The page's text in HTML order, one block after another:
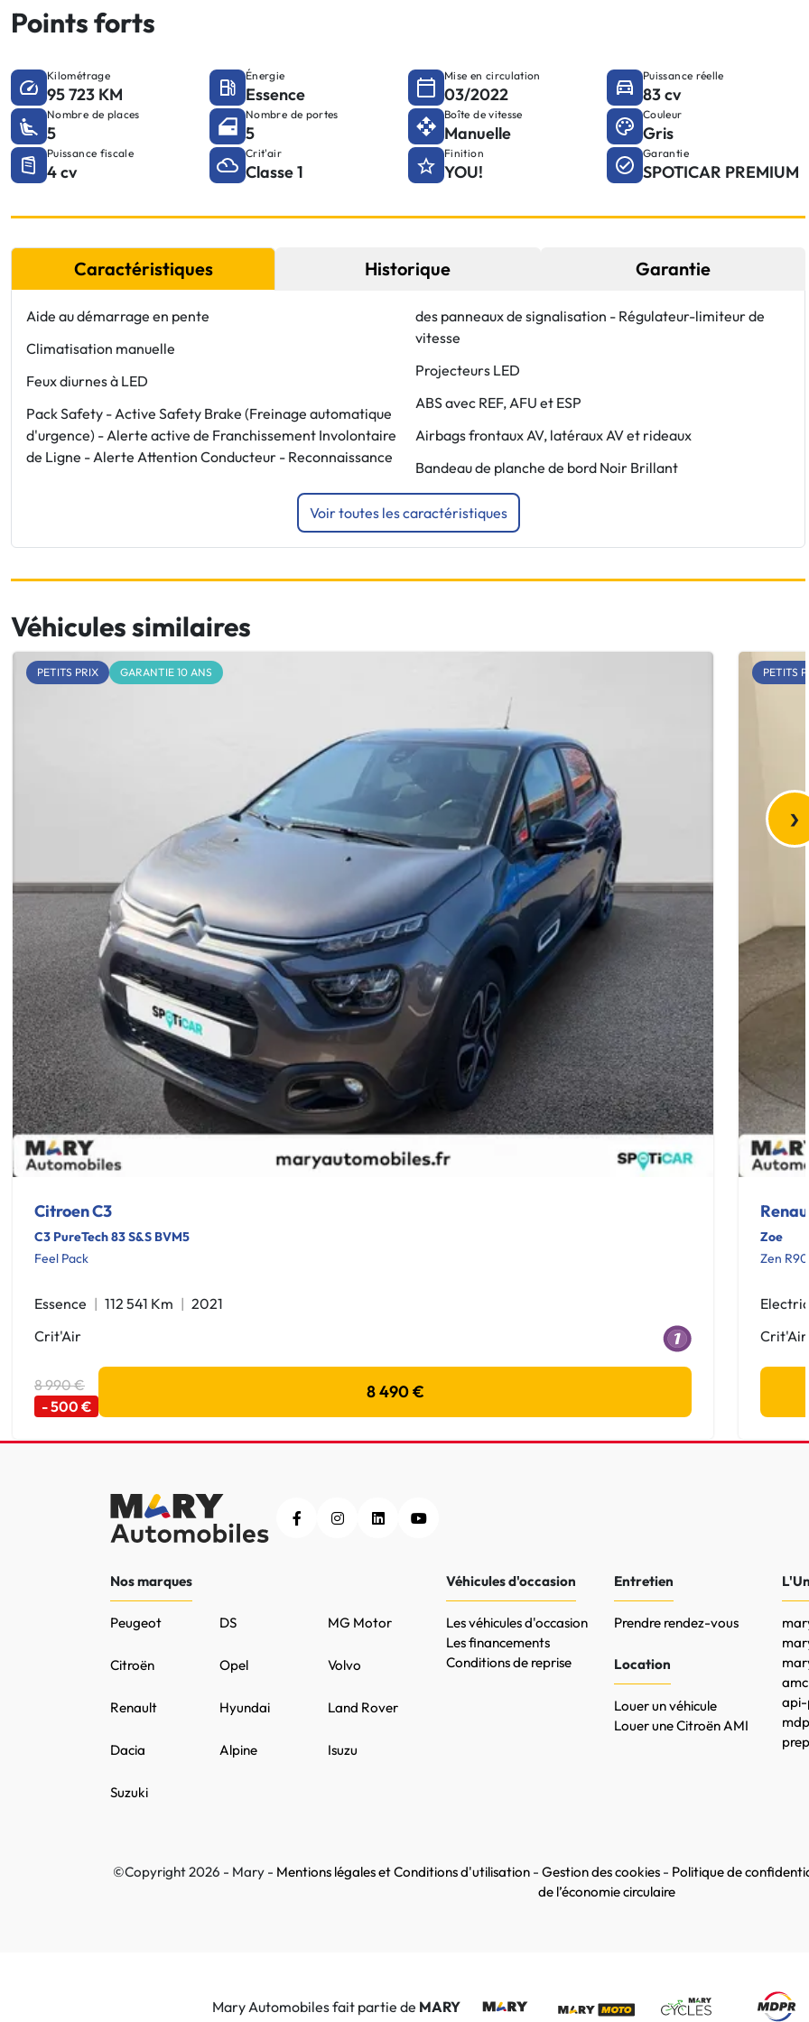
Points forts
Kilométrage
95 723 KM
Énergie
Essence
Mise en circulation
03/2022
Puissance réelle
83 cv
Nombre de places
5
Nombre de portes
5
Boîte de vitesse
Manuelle
Couleur
Gris
Puissance fiscale
4 cv
Crit'air
Classe 1
Finition
YOU!
Garantie
SPOTICAR PREMIUM
Caractéristiques Historique Garantie
Aide au démarrage en pente
Climatisation manuelle
Feux diurnes à LED
Pack Safety - Active Safety Brake (Freinage automatique
d'urgence) - Alerte active de Franchissement Involontaire
de Ligne - Alerte Attention Conducteur - Reconnaissance
des panneaux de signalisation - Régulateur-limiteur de
vitesse
Projecteurs LED
ABS avec REF, AFU et ESP
Airbags frontaux AV, latéraux AV et rideaux
Bandeau de planche de bord Noir Brillant
Voir toutes les caractéristiques
Véhicules similaires
PETITS PRIX GARANTIE 10 ANS
Citroen C3
C3 PureTech 83 S&S BVM5
Feel Pack
Essence 112 541 Km
2021
Crit'Air
8 990 €
- 500 €
8 490 €
PETITS
Zoe
Zen R90
Crit'Air
›
Nos marques
Peugeot DS MG Motor
Citroën Opel Volvo
Renault Hyundai Land Rover
Dacia Alpine Isuzu
Suzuki
Véhicules d'occasion
Les véhicules d'occasion
Les financements
Conditions de reprise
Entretien
Prendre rendez-vous
Location
Louer un véhicule
Louer une Citroën AMI
api-
©Copyright 2026 - Mary - Mentions légales et Conditions d'utilisation - Gestion des cookies - Politique de
de l’économie circulaire
Mary Automobiles fait partie de MARY